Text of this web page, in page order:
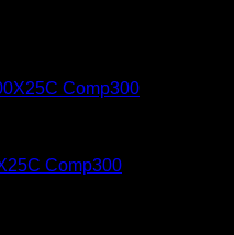
Comp300